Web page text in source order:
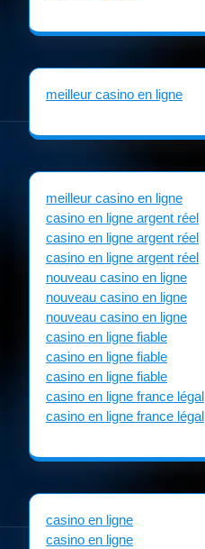
meilleur casino en ligne
meilleur casino en ligne
casino en ligne argent réel
casino en ligne argent réel
casino en ligne argent réel
nouveau casino en ligne
nouveau casino en ligne
nouveau casino en ligne
casino en ligne fiable
casino en ligne fiable
casino en ligne fiable
casino en ligne france légal
casino en ligne france légal
casino en ligne
casino en ligne